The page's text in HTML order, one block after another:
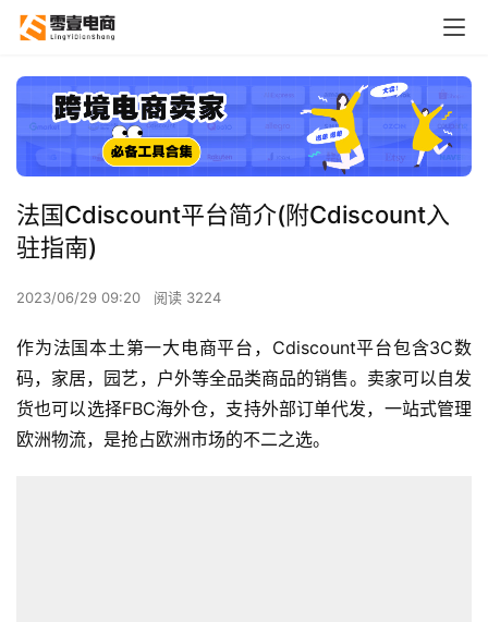
法国Cdiscount平台简介(附Cdiscount入
驻指南)
2023/06/29 09:20 阅读 3224
作为法国本土第一大电商平台，Cdiscount平台包含3C数
码，家居，园艺，户外等全品类商品的销售。卖家可以自发
货也可以选择FBC海外仓，支持外部订单代发，一站式管理
欧洲物流，是抢占欧洲市场的不二之选。